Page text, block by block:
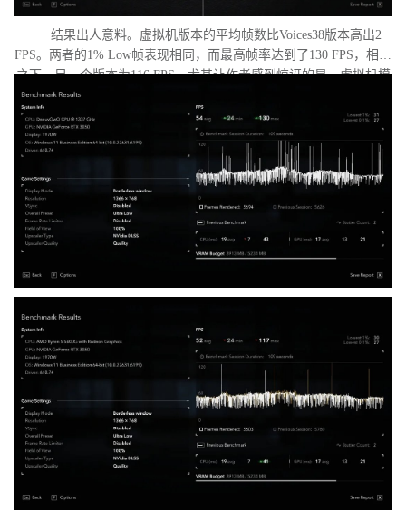
结果出人意料。虚拟机版本的平均帧数比Voices38版本高出2
FPS。两者的1% Low帧表现相同，而最高帧率达到了130 FPS，相比
之下，另一个版本为116 FPS。尤其让作者感到惊讶的是，虚拟机模
式下的优化竟如此之好。从理论上讲，额外的虚拟化层应该会给处
理器带来负担并降低性能，但实际上并没有发生这种情况。